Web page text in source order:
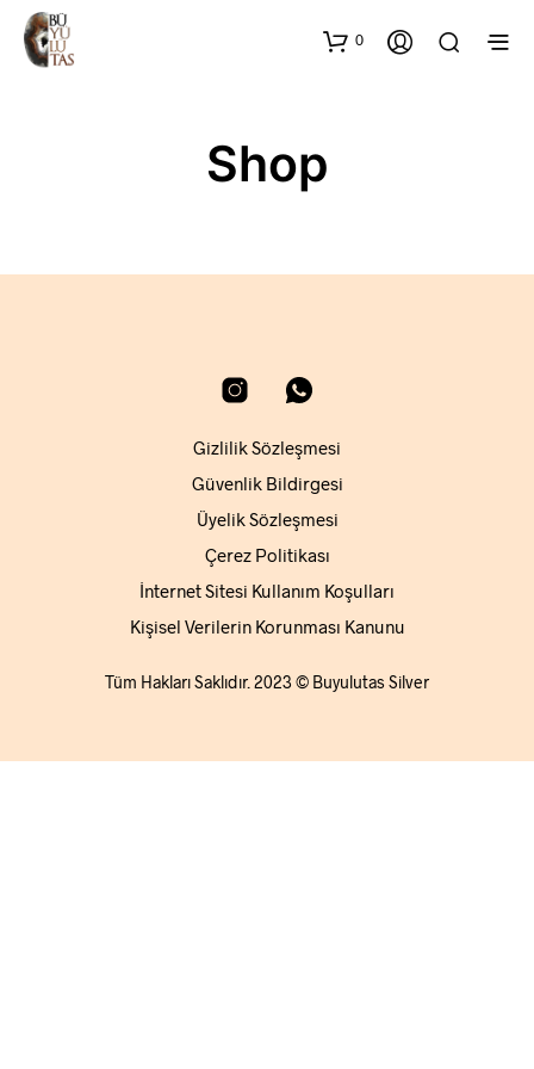
0
Shop
Gizlilik Sözleşmesi
Güvenlik Bildirgesi
Üyelik Sözleşmesi
Çerez Politikası
İnternet Sitesi Kullanım Koşulları
Kişisel Verilerin Korunması Kanunu
Tüm Hakları Saklıdır. 2023 © Buyulutas Silver